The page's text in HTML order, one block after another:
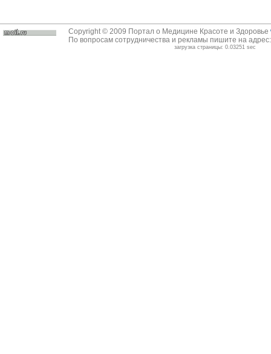
Copyright © 2009 Портал о Медицине Красоте и Здоровье
По вопросам сотрудничества и рекламы пишите на
загрузка страницы: 0.03251 sec